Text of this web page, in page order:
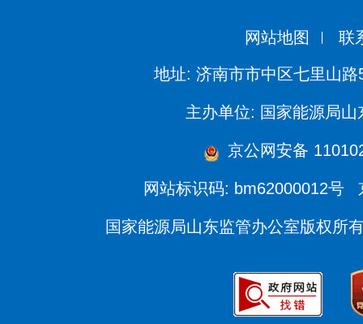
网站地图 联
地址: 济南市市中区七里山路
主办单位: 国家能源局山
京公网安备
网站标识码: bm62000012号
国家能源局山东监管办公室版权所